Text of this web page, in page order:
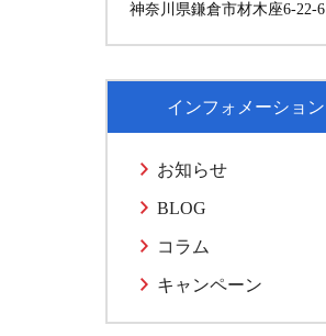
神奈川県鎌倉市材木座6-22-6
インフォメーション
お知らせ
BLOG
コラム
キャンペーン